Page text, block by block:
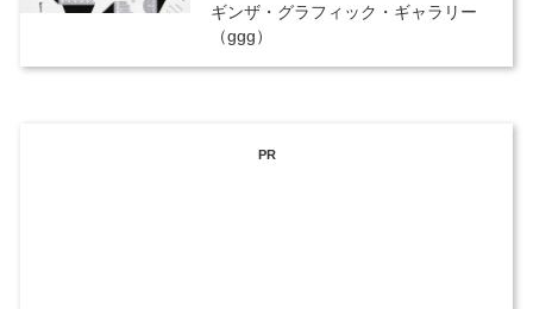
ギンザ・グラフィック・ギャラリー
（ggg）
PR